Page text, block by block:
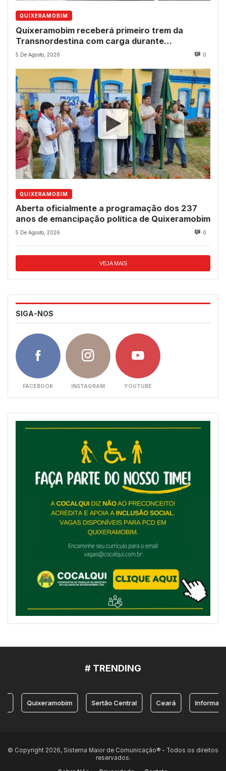
QUIXERAMOBIM
Quixeramobim receberá primeiro trem da
Transnordestina com carga durante
programação de aniversário do município
5 De Agosto, 2026 0
QUIXERAMOBIM
Aberta oficialmente a programação dos 237
anos de emancipação política de Quixeramobim
5 De Agosto, 2026 0
VEJA MAIS
SIGA-NOS
FACEBOOK INSTAGRAM YOUTUBE
# TRENDING
Quixeramobim Sertão Central Ceará Informação
© Copyright 2026, Sistema Maior de Comunicação® - Todos os direitos
reservados.